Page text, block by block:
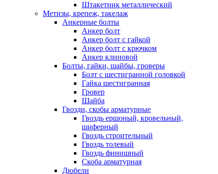
Штакетник металлический
Метизы, крепеж, такелаж
Анкерные болты
Анкер болт
Анкер болт с гайкой
Анкер болт с крючком
Анкер клиновой
Болты, гайки, шайбы, гроверы
Болт c шестигранной головкой
Гайка шестигранная
Гровер
Шайба
Гвозди, скобы арматурные
Гвоздь ершоный, кровельный,
шиферный
Гвоздь строительный
Гвоздь толевый
Гвоздь финишный
Скоба арматурная
Дюбели